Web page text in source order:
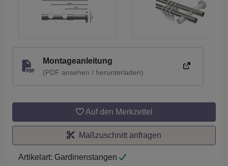
Montageanleitung
(PDF ansehen / herunterladen)
Auf den Merkzettel
Maßzuschnitt anfragen
Artikelart: Gardinenstangen